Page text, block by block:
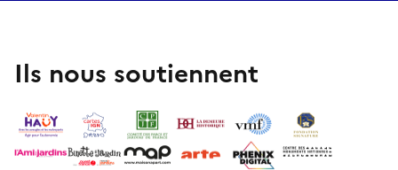
Ils nous soutiennent